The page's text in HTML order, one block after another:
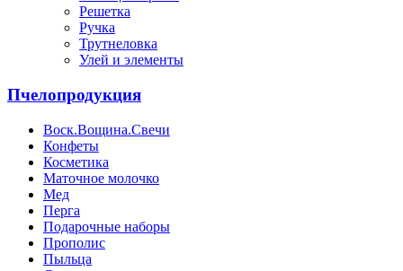
Решетка
Ручка
Трутнеловка
Улей и элементы
Пчелопродукция
Воск.Вощина.Свечи
Конфеты
Косметика
Маточное молочко
Мед
Перга
Подарочные наборы
Прополис
Пыльца